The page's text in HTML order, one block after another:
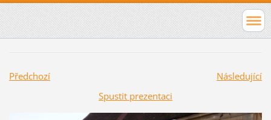
Předchozí
Následující
Spustit prezentaci